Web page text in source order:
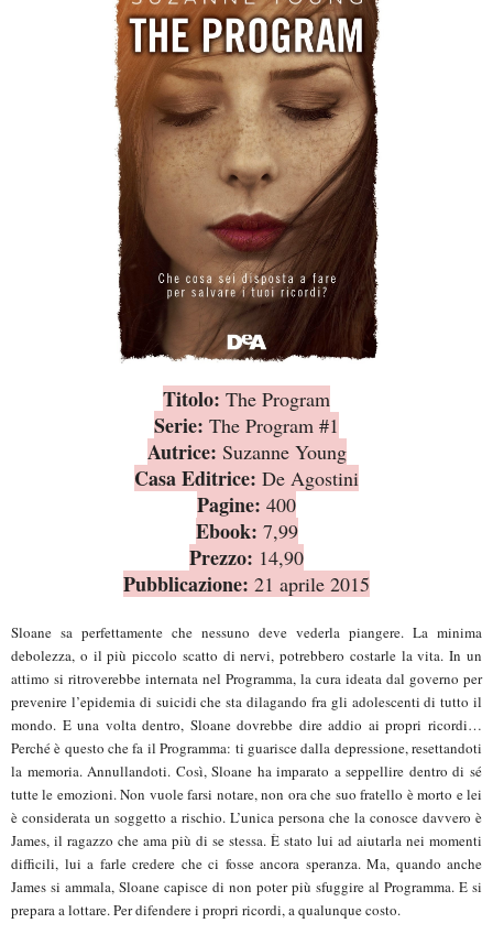
Titolo: The Program
Serie: The Program #1
Autrice: Suzanne Young
Casa Editrice: De Agostini
Pagine: 400
Ebook: 7,99
Prezzo: 14,90
Pubblicazione: 21 aprile 2015
Sloane sa perfettamente che nessuno deve vederla piangere. La minima
debolezza, o il più piccolo scatto di nervi, potrebbero costarle la vita. In un
attimo si ritroverebbe internata nel Programma, la cura ideata dal governo per
prevenire l’epidemia di suicidi che sta dilagando fra gli adolescenti di tutto il
mondo. E una volta dentro, Sloane dovrebbe dire addio ai propri ricordi…
Perché è questo che fa il Programma: ti guarisce dalla depressione, resettandoti
la memoria. Annullandoti. Così, Sloane ha imparato a seppellire dentro di sé
tutte le emozioni. Non vuole farsi notare, non ora che suo fratello è morto e lei
è considerata un soggetto a rischio. L’unica persona che la conosce davvero è
James, il ragazzo che ama più di se stessa. È stato lui ad aiutarla nei momenti
difficili, lui a farle credere che ci fosse ancora speranza. Ma, quando anche
James si ammala, Sloane capisce di non poter più sfuggire al Programma. E si
prepara a lottare. Per difendere i propri ricordi, a qualunque costo.